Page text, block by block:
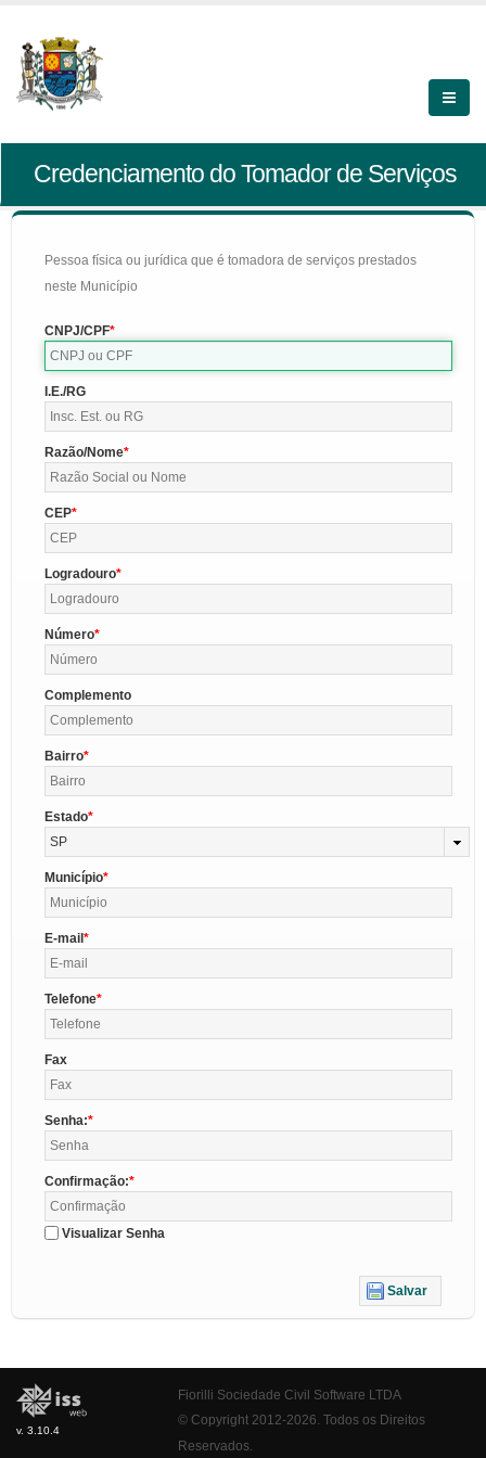
Credenciamento do Tomador de Serviços
Pessoa física ou jurídica que é tomadora de serviços prestados
neste Município
CNPJ/CPF
I.E./RG
Razão/Nome
CEP
Logradouro
Número
Complemento
Bairro
Estado
SP
Município
E-mail
Telefone
Fax
Senha:
Confirmação:
Visualizar Senha
Salvar
v. 3.10.4
Fiorilli Sociedade Civil Software LTDA
© Copyright 2012-2026. Todos os Direitos
Reservados.